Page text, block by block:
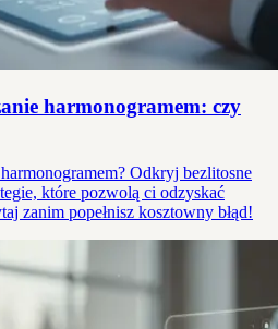
harmonogramem: czy
Odkryj bezlitosne
które pozwolą ci odzyskać
zanim popełnisz kosztowny błąd!